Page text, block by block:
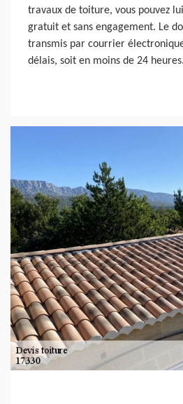
travaux de toiture, vous pouvez
gratuit et sans engagement. Le
transmis par courrier
délais, soit en moins de 24 heures.